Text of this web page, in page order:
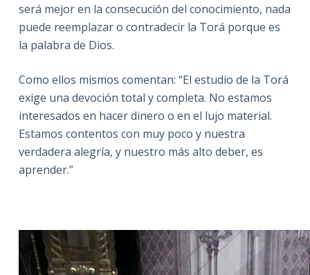
será mejor en la consecución del conocimiento, nada
puede reemplazar o contradecir la Torá porque es
la palabra de Dios.
Como ellos mismos comentan: “El estudio de la Torá
exige una devoción total y completa. No estamos
interesados en hacer dinero o en el lujo material.
Estamos contentos con muy poco y nuestra
verdadera alegría, y nuestro más alto deber, es
aprender.”